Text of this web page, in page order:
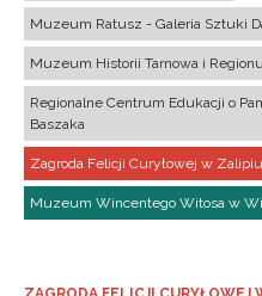
Muzeum Ratusz - Galeria Sztuki
Muzeum Historii Tarnowa i
Regionalne Centrum Edukacji o
Baszaka
Zagroda Felicji Curyłowej w Zalipiu
Muzeum Wincentego Witosa w